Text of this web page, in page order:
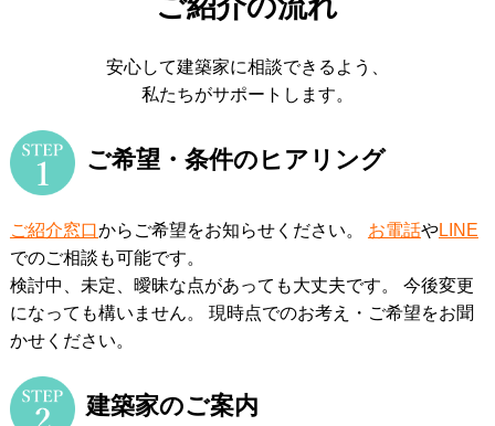
ご紹介の流れ
安心して建築家に相談できるよう、
私たちがサポートします。
ご希望・条件のヒアリング
ご紹介窓口 からご希望をお知らせください。 お電話やLINE
でのご相談も可能です。
検討中、未定、曖昧な点があっても大丈夫です。 今後変更
になっても構いません。
現時点でのお考え・ご希望をお聞
かせください。
建築家のご案内